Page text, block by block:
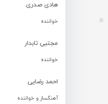
هادی صدری
خواننده
مجتبی تابدار
خواننده
احمد رضایی
آهنگساز و خواننده